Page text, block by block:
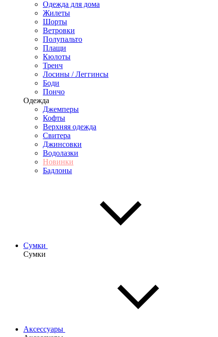
Одежда для дома
Жилеты
Шорты
Ветровки
Полупальто
Плащи
Кюлоты
Тренч
Лосины / Леггинсы
Боди
Пончо
Одежда
Джемперы
Кофты
Верхняя одежда
Свитера
Джинсовки
Водолазки
Новинки
Бадлоны
Сумки
Сумки
Аксессуары